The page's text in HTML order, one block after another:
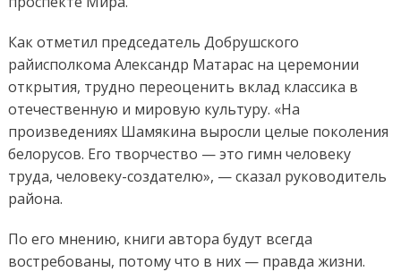
Как отметил председатель Добрушского
райисполкома Александр Матарас на церемонии
открытия, трудно переоценить вклад классика в
отечественную и мировую культуру. «На
произведениях Шамякина выросли целые поколения
белорусов. Его творчество — это гимн человеку
труда, человеку-создателю», — сказал руководитель
района.
По его мнению, книги автора будут всегда
востребованы, потому что в них — правда жизни.